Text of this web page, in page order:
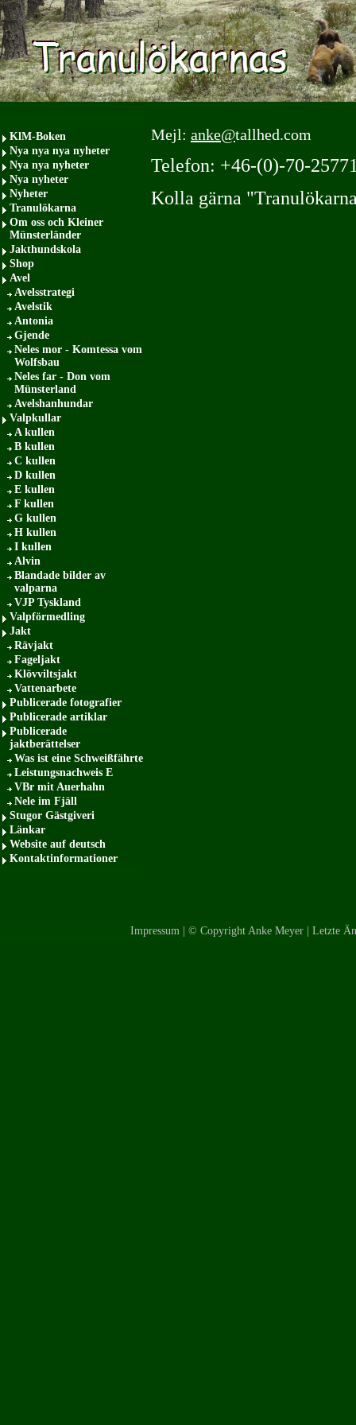
KlM-Boken
Nya nya nya nyheter
Nya nya nyheter
Nya nyheter
Nyheter
Tranulökarna
Om oss och Kleiner
Münsterländer
Jakthundskola
Shop
Avel
Avelsstrategi
Avelstik
Antonia
Gjende
Neles mor - Komtessa vom
Wolfsbau
Neles far - Don vom
Münsterland
Avelshanhundar
Valpkullar
A kullen
B kullen
C kullen
D kullen
E kullen
F kullen
G kullen
H kullen
I kullen
Alvin
Blandade bilder av
valparna
VJP Tyskland
Valpförmedling
Jakt
Rävjakt
Fageljakt
Klövviltsjakt
Vattenarbete
Publicerade fotografier
Publicerade artiklar
Publicerade
jaktberättelser
Was ist eine Schweißfährte
Leistungsnachweis E
VBr mit Auerhahn
Nele im Fjäll
Stugor Gästgiveri
Länkar
Website auf deutsch
Kontaktinformationer
Mejl: anke@tallhed.com
Telefon: +46-(0)-70-
Kolla gärna
Impressum | © Copyright Anke Meyer | Letzte